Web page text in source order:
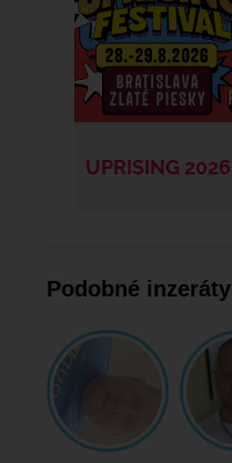
Podobné inzeráty